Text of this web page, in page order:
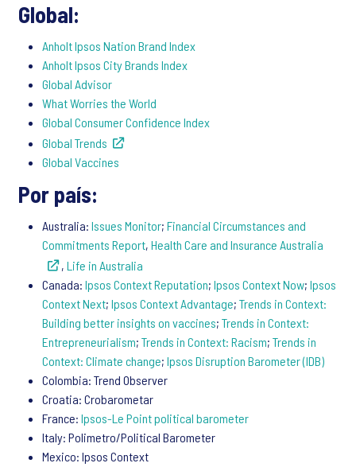
Global:
Anholt Ipsos Nation Brand Index
Anholt Ipsos City Brands Index
Global Advisor
What Worries the World
Global Consumer Confidence Index
Global Trends
Global Vaccines
Por país:
Australia: Issues Monitor; Financial Circumstances and
Commitments Report, Health Care and Insurance Australia
, Life in Australia
Canada: Ipsos Context Reputation; Ipsos Context Now; Ipsos
Context Next; Ipsos Context Advantage; Trends in Context:
Building better insights on vaccines; Trends in Context:
Entrepreneurialism; Trends in Context: Racism; Trends in
Context: Climate change; Ipsos Disruption Barometer (IDB)
Colombia: Trend Observer
Croatia: Crobarometar
France: Ipsos-Le Point political barometer
Italy: Polimetro/Political Barometer
Mexico: Ipsos Context